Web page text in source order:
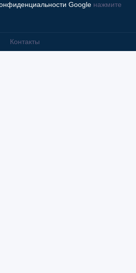
Google нажмите
Контакты